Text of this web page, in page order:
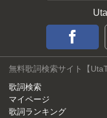
無料歌詞検索サイト【
歌詞検索
マイページ
歌詞ランキング